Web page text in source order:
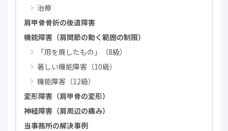
治療
肩甲骨骨折の後遺障害
機能障害（肩関節の動く範囲の制限）
「用を廃したもの」（8級）
著しい機能障害（10級）
機能障害（12級）
変形障害（肩甲骨の変形）
神経障害（肩周辺の痛み）
当事務所の解決事例